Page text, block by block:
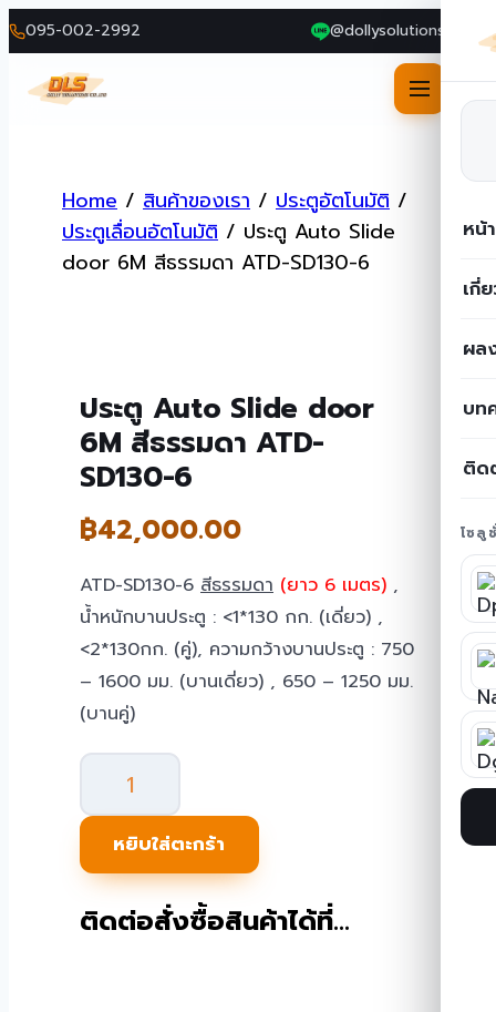
095-002-2992 @dollysolutions
หน้
เกี่
ผล
บท
ติด
โซลู
contentHome / สินค้าของเรา / ประตูอัตโนมัติ /
ประตูเลื่อนอัตโนมัติ / ประตู Auto Slide
door 6M สีธรรมดา ATD-SD130-6
ประตู Auto Slide door
6M สีธรรมดา ATD-
SD130-6
฿42,000.00
ATD-SD130-6 สีธรรมดา (ยาว 6 เมตร) ,
น้ำหนักบานประตู : <1*130 กก. (เดี่ยว) ,
<2*130กก. (คู่), ความกว้างบานประตู : 750
– 1600 มม. (บานเดี่ยว) , 650 – 1250 มม.
(บานคู่)
จำนวน
Auto
Slide
door
6M
หยิบใส่ตะกร้า
ติดต่อสั่งซื้อสินค้าได้ที่…